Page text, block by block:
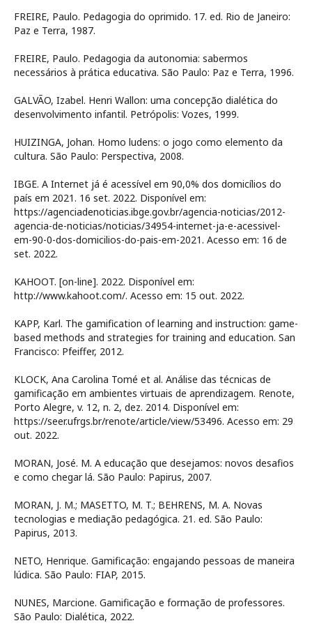
FREIRE, Paulo. Pedagogia do oprimido. 17. ed. Rio de Janeiro:
Paz e Terra, 1987.
FREIRE, Paulo. Pedagogia da autonomia: sabermos
necessários à prática educativa. São Paulo: Paz e Terra, 1996.
GALVÃO, Izabel. Henri Wallon: uma concepção dialética do
desenvolvimento infantil. Petrópolis: Vozes, 1999.
HUIZINGA, Johan. Homo ludens: o jogo como elemento da
cultura. São Paulo: Perspectiva, 2008.
IBGE. A Internet já é acessível em 90,0% dos domicílios do
país em 2021. 16 set. 2022. Disponível em:
https://agenciadenoticias.ibge.gov.br/agencia-noticias/2012-
agencia-de-noticias/noticias/34954-internet-ja-e-acessivel-
em-90-0-dos-domicilios-do-pais-em-2021. Acesso em: 16 de
set. 2022.
KAHOOT. [on-line]. 2022. Disponível em:
http://www.kahoot.com/. Acesso em: 15 out. 2022.
KAPP, Karl. The gamification of learning and instruction: game-
based methods and strategies for training and education. San
Francisco: Pfeiffer, 2012.
KLOCK, Ana Carolina Tomé et al. Análise das técnicas de
gamificação em ambientes virtuais de aprendizagem. Renote,
Porto Alegre, v. 12, n. 2, dez. 2014. Disponível em:
https://seer.ufrgs.br/renote/article/view/53496. Acesso em: 29
out. 2022.
MORAN, José. M. A educação que desejamos: novos desafios
e como chegar lá. São Paulo: Papirus, 2007.
MORAN, J. M.; MASETTO, M. T.; BEHRENS, M. A. Novas
tecnologias e mediação pedagógica. 21. ed. São Paulo:
Papirus, 2013.
NETO, Henrique. Gamificação: engajando pessoas de maneira
lúdica. São Paulo: FIAP, 2015.
NUNES, Marcione. Gamificação e formação de professores.
São Paulo: Dialética, 2022.